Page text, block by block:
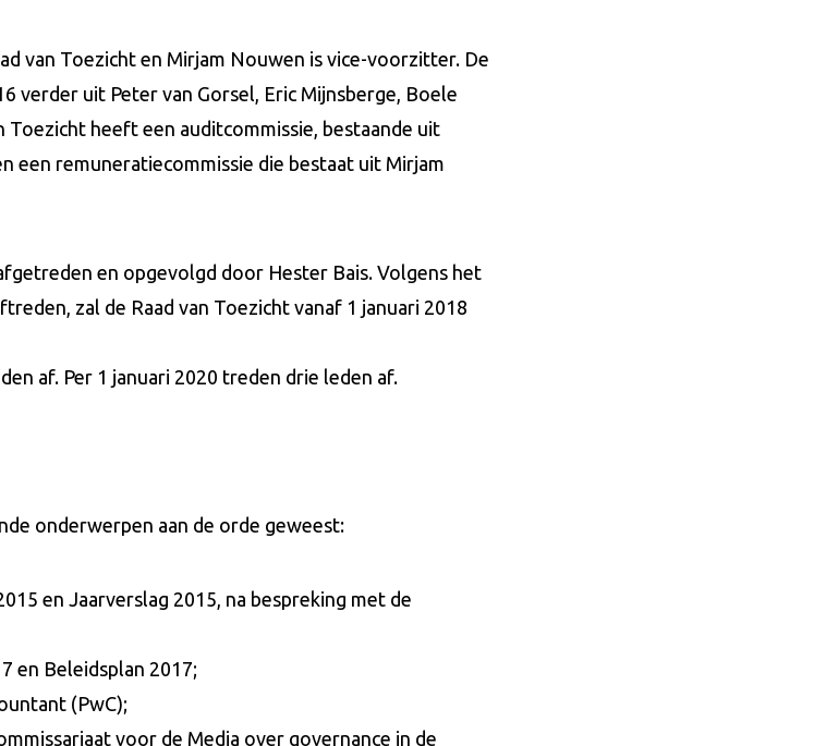
van Toezicht en Mirjam Nouwen is vice-voorzitter. De
verder uit Peter van Gorsel, Eric Mijnsberge, Boele
Toezicht heeft een auditcommissie, bestaande uit
een remuneratiecommissie die bestaat uit Mirjam
en opgevolgd door Hester Bais. Volgens het
zal de Raad van Toezicht vanaf 1 januari 2018
af. Per 1 januari 2020 treden drie leden af.
onderwerpen aan de orde geweest:
en Jaarverslag 2015, na bespreking met de
en Beleidsplan 2017;
(PwC);
voor de Media over governance in de